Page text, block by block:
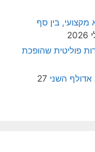
מקצועי, בין סף
פוליטית שהופכת
השני 27